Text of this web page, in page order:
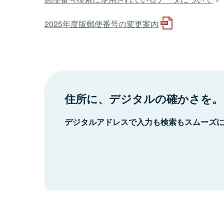
2025年度版郵便番号の変更案内
住所に、デジタルの確かさを。
デジタルアドレスで入力も検索もスムーズ